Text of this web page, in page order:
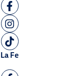
La Fe